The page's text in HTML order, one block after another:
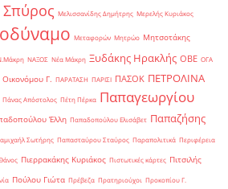
Μελισσανίδης Δημήτρης Μερελής Κυριάκος
Μεταφορών Μητρώο Μητσοτάκης
ΝΑΞΟΣ Νέα Μάκρη Ξυδάκης Ηρακλής ΟΒΕ ΟΓΑ
Οικονόμου Γ. ΠΑΡΑΤΑΣΗ ΠΑΡΙΣΙ ΠΑΣΟΚ ΠΕΤΡΟΛΙΝΑ
Πάνας Απόστολος Πέτη Πέρκα Παπαγεωργίου
Έλλη Παπαδοπούλου Ελισάβετ Παπαζήσης
Σωτήρης Παπασταύρου Σταύρος Παραπολιτικά Περιφέρεια
Πιερρακάκης Κυριάκος Πιστωτικές κάρτες Πιτσιλής
Πούλου Γιώτα Πρέβεζα Πρατηριούχοι Προκοπίου Γ.